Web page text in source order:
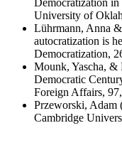
University of
Lührmann, Anna
autocratization is
Democratization,
Mounk, Yascha, &
Democratic
Foreign Affairs,
Przeworski, Adam
Cambridge